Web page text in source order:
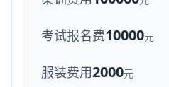
考试报名费10000元
服装费用2000元